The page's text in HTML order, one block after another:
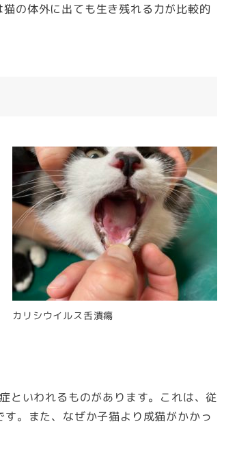
の体外に出ても生き残れる力が比較的
カリシウイルス舌潰瘍
といわれるものがあります。これは、従
。また、なぜか子猫より成猫がかかっ